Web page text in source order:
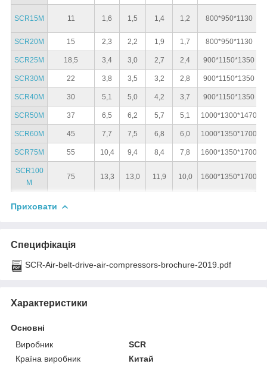
SCR15M 11 1,6 1,5 1,4 1,2 800*950*1130
SCR20M 15 2,3 2,2 1,9 1,7 800*950*1130
SCR25M 18,5 3,4 3,0 2,7 2,4 900*1150*1350
SCR30M 22 3,8 3,5 3,2 2,8 900*1150*1350
SCR40M 30 5,1 5,0 4,2 3,7 900*1150*1350
SCR50M 37 6,5 6,2 5,7 5,1 1000*1300*1470
SCR60M 45 7,7 7,5 6,8 6,0 1000*1350*1700
SCR75M 55 10,4 9,4 8,4 7,8 1600*1350*1700
SCR100
M
75 13,3 13,0 11,9 10,0 1600*1350*1700
Приховати
Специфікація
SCR-Air-belt-drive-air-compressors-brochure-2019.pdf
Характеристики
Основні
Виробник
SCR
Країна виробник
Китай